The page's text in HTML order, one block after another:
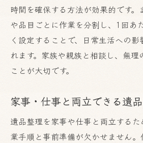
時間を確保する方法が効果的です。
や品目ごとに作業を分割し、1回あ
く設定することで、日常生活への影
れます。家族や親族と相談し、無理
ことが大切です。
家事・仕事と両立できる遺
遺品整理を家事や仕事と両立する
業手順と事前準備が欠かせません